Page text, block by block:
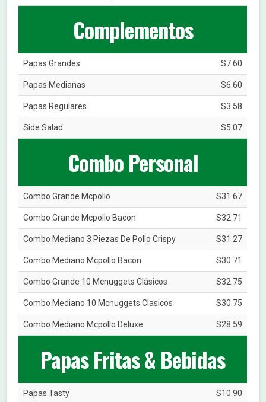
Complementos
Papas Grandes S7.60
Papas Medianas S6.60
Papas Regulares S3.58
Side Salad S5.07
Combo Personal
Combo Grande Mcpollo S31.67
Combo Grande Mcpollo Bacon S32.71
Combo Mediano 3 Piezas De Pollo Crispy S31.27
Combo Mediano Mcpollo Bacon S30.71
Combo Grande 10 Mcnuggets Clásicos S32.75
Combo Mediano 10 Mcnuggets Clasicos S30.75
Combo Mediano Mcpollo Deluxe S28.59
Papas Fritas & Bebidas
Papas Tasty S10.90